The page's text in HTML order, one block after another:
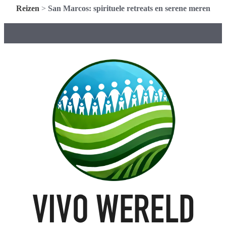
Reizen > San Marcos: spirituele retreats en serene meren